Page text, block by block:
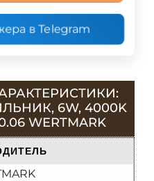
в Telegram
6W, 4000K
WERTMARK